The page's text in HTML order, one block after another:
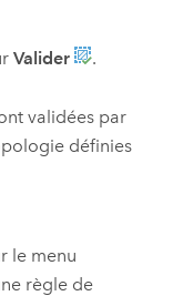
Valider .
validées par
définies
le menu
règle de